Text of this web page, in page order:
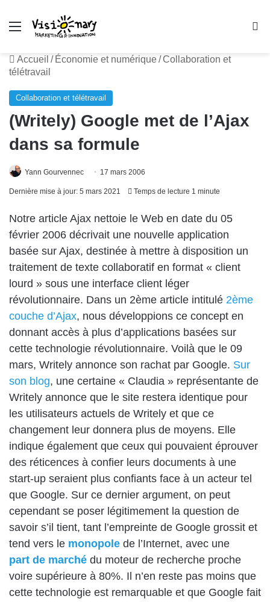
Menu
Accueil / Économie et numérique/Collaboration et
télétravail
Collaboration et télétravail
(Writely) Google met de l’Ajax
dans sa formule
Yann Gourvennec 17 mars 2006
Dernière mise à jour: 5 mars 2021 Temps de lecture 1 minute
Notre article Ajax nettoie le Web en date du 05
février 2006 décrivait une nouvelle application
basée sur Ajax, destinée à mettre à disposition un
traitement de texte collaboratif en format « client
lourd » sous une interface client léger
révolutionnaire. Dans un 2ème article intitulé 2ème
couche d’Ajax, nous développions ce concept en
donnant accès à plus d’applications basées sur
cette technologie révolutionnaire. Voilà que le 09
mars, Writely annonce son rachat par Google. Sur
son blog, une certaine « Claudia » représentante de
Writely annonce que le site restera identique pour
les utilisateurs actuels de Writely et que ce
changement leur donnera plus de moyens. Elle
indique également que ceux qui pouvaient éprouver
des réticences à confier leurs documents à une
start-up seraient plus confiants face à un acteur tel
que Google. Sur ce dernier argument, on peut
cependant se poser légitimement la question de
savoir s’il tient, tant l’empreinte de Google grossit et
tend vers le monopole de l’Internet, avec une
part de marché du moteur de recherche proche
voire supérieure à 80%. Il n’en reste pas moins que
cette technologie est remarquable et que Google fait